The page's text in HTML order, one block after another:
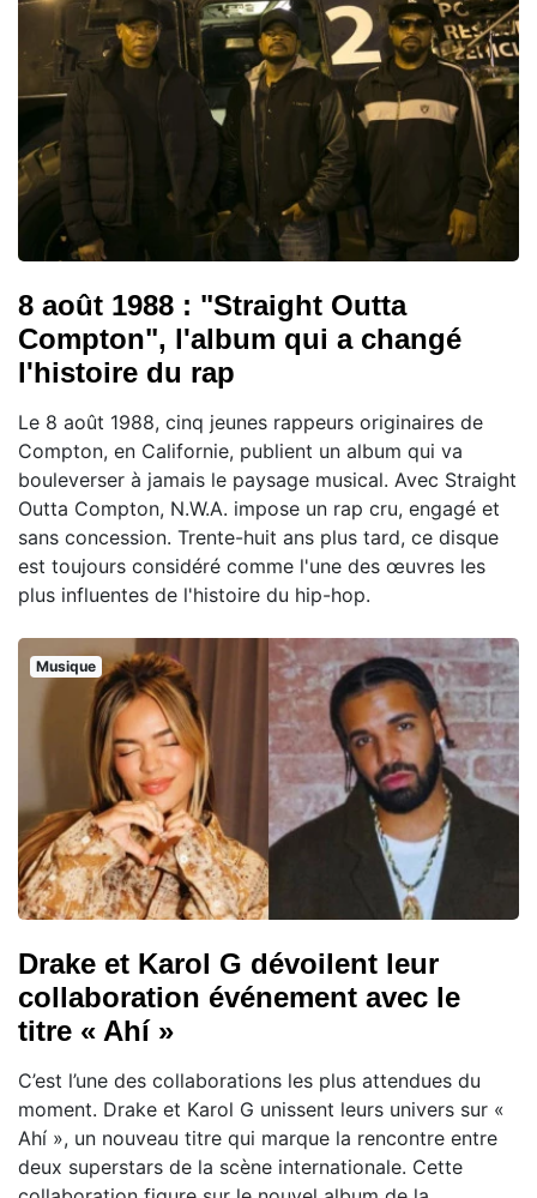
8 août 1988 : "Straight Outta
Compton", l'album qui a changé
l'histoire du rap
Le 8 août 1988, cinq jeunes rappeurs originaires de
Compton, en Californie, publient un album qui va
bouleverser à jamais le paysage musical. Avec Straight
Outta Compton, N.W.A. impose un rap cru, engagé et
sans concession. Trente-huit ans plus tard, ce disque
est toujours considéré comme l'une des œuvres les
plus influentes de l'histoire du hip-hop.
Musique
Drake et Karol G dévoilent leur
collaboration événement avec le
titre « Ahí »
C’est l’une des collaborations les plus attendues du
moment. Drake et Karol G unissent leurs univers sur «
Ahí », un nouveau titre qui marque la rencontre entre
deux superstars de la scène internationale. Cette